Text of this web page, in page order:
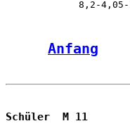
Anfang
Schüler  M 11